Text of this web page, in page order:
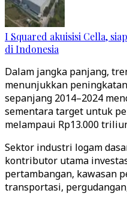
I Squared akuisisi Cella,
di Indonesia
Dalam jangka panjang,
menunjukkan
sepanjang 2014–2024
sementara target untuk
melampaui Rp13.000
Sektor industri logam
kontributor utama
pertambangan, kawasan
transportasi,